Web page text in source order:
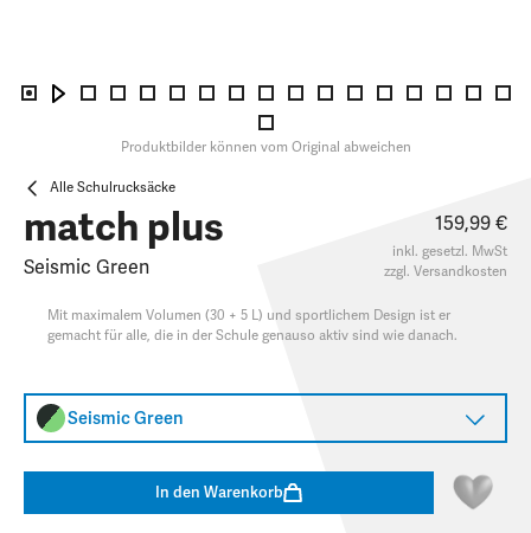
Produktbilder können vom Original abweichen
Alle Schulrucksäcke
match plus
Seismic Green
159,99 €
inkl. gesetzl. MwSt
zzgl. Versandkosten
Mit maximalem Volumen (30 + 5 L) und sportlichem Design ist er
gemacht für alle, die in der Schule genauso aktiv sind wie danach.
Seismic Green
In den Warenkorb